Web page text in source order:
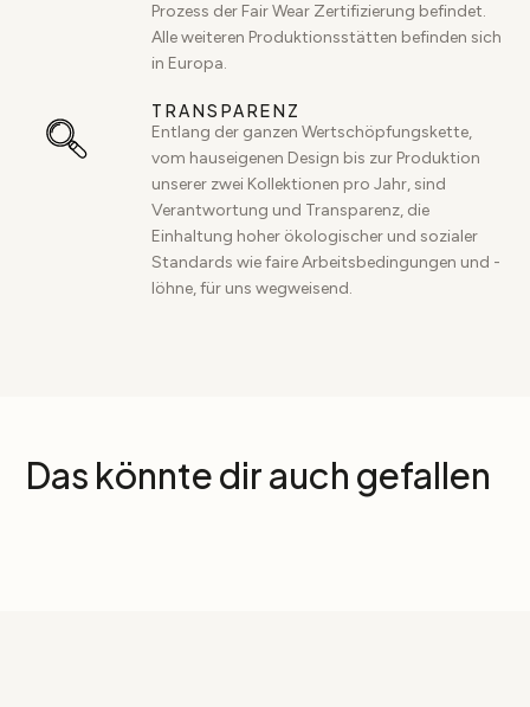
Prozess der Fair Wear Zertifizierung befindet.
Alle weiteren Produktionsstätten befinden sich
in Europa.
TRANSPARENZ
Entlang der ganzen Wertschöpfungskette,
vom hauseigenen Design bis zur Produktion
unserer zwei Kollektionen pro Jahr, sind
Verantwortung und Transparenz, die
Einhaltung hoher ökologischer und sozialer
Standards wie faire Arbeitsbedingungen und -
löhne, für uns wegweisend.
Das könnte dir auch gefallen